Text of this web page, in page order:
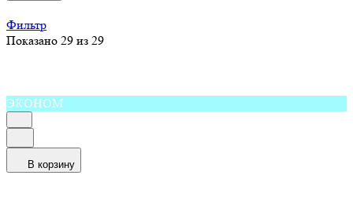
Фильтр
Показано 29 из 29
ЭКОНОМ
В корзину